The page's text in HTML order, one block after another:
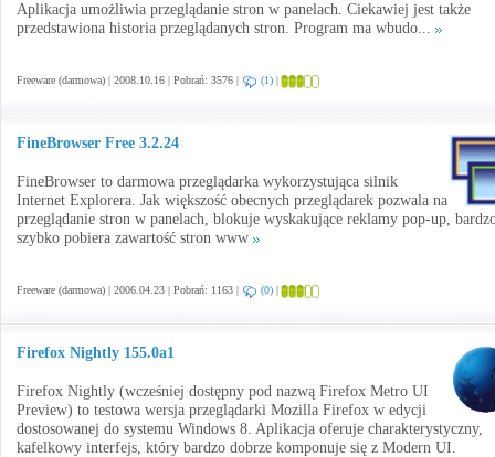
Aplikacja umożliwia przeglądanie stron w panelach. Ciekawiej jest także
przedstawiona historia przeglądanych stron. Program ma wbudo...
Freeware (darmowa) | 2008.10.16 | Pobrań: 3576 | (1) |
FineBrowser Free 3.2.24
FineBrowser to darmowa przeglądarka wykorzystująca silnik
Internet Explorera. Jak większość obecnych przeglądarek pozwala na
przeglądanie stron w panelach, blokuje wyskakujące reklamy pop-up,
szybko pobiera zawartość stron www
Freeware (darmowa) | 2006.04.23 | Pobrań: 1163 | (0) |
Firefox Nightly 155.0a1
Firefox Nightly (wcześniej dostępny pod nazwą Firefox Metro UI
Preview) to testowa wersja przeglądarki Mozilla Firefox w edycji
dostosowanej do systemu Windows 8. Aplikacja oferuje charakterystyczny,
kafelkowy interfejs, który bardzo dobrze komponuje się z Modern UI.